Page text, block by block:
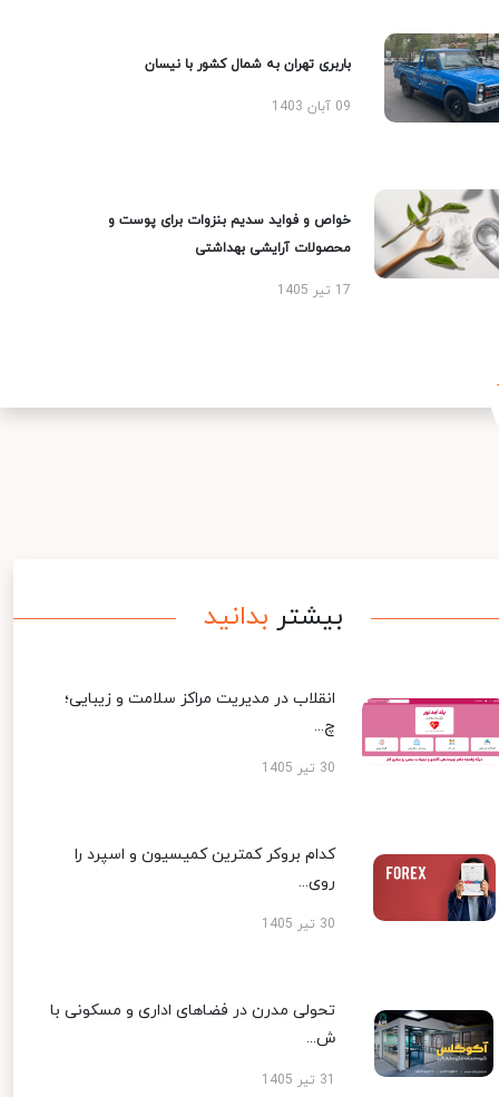
باربری تهران به شمال کشور با نیسان
09 آبان 1403
خواص و فواید سدیم بنزوات برای پوست و
محصولات آرایشی بهداشتی
17 تیر 1405
بیشتر بدانید
انقلاب در مدیریت مراکز سلامت و زیبایی؛
چ...
30 تیر 1405
کدام بروکر کمترین کمیسیون و اسپرد را
روی...
30 تیر 1405
تحولی مدرن در فضاهای اداری و مسکونی با
ش...